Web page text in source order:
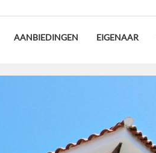
AANBIEDINGEN EIGENAAR